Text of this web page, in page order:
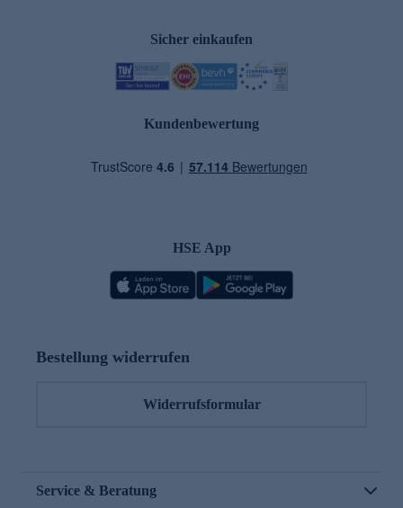
Sicher einkaufen
Kundenbewertung
HSE App
Bestellung widerrufen
Widerrufsformular
Service & Beratung